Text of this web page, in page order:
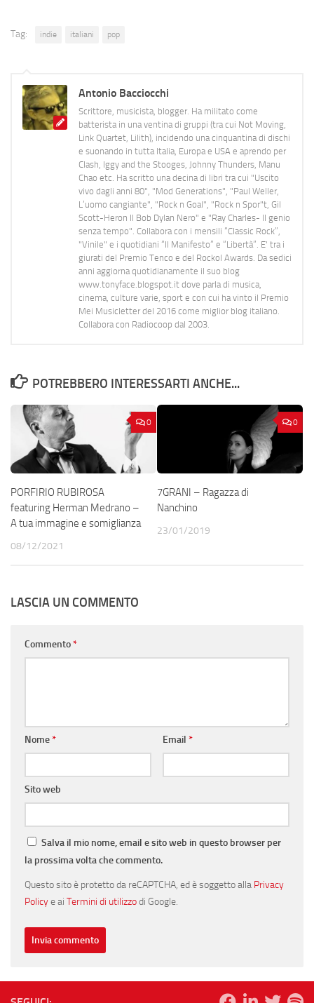
Tag: indie italiani pop
Antonio Bacciocchi
Scrittore, musicista, blogger. Ha militato come
batterista in una ventina di gruppi (tra cui Not Moving,
Link Quartet, Lilith), incidendo una cinquantina di dischi
e suonando in tutta Italia, Europa e USA e aprendo per
Clash, Iggy and the Stooges, Johnny Thunders, Manu
Chao etc. Ha scritto una decina di libri tra cui "Uscito
vivo dagli anni 80", "Mod Generations", "Paul Weller,
L’uomo cangiante", "Rock n Goal", "Rock n Spor"t, Gil
Scott-Heron Il Bob Dylan Nero" e "Ray Charles- Il genio
senza tempo". Collabora con i mensili “Classic Rock”,
"Vinile" e i quotidiani “Il Manifesto” e “Libertà”. E' tra i
giurati del Premio Tenco e del Rockol Awards. Da sedici
anni aggiorna quotidianamente il suo blog
www.tonyface.blogspot.it dove parla di musica,
cinema, culture varie, sport e con cui ha vinto il Premio
Mei Musicletter del 2016 come miglior blog italiano.
Collabora con Radiocoop dal 2003.
POTREBBERO INTERESSARTI ANCHE...
0
PORFIRIO RUBIROSA
featuring Herman Medrano –
A tua immagine e somiglianza
08/12/2021
0
7GRANI – Ragazza di
Nanchino
23/01/2019
LASCIA UN COMMENTO
Commento*
Nome* Email *
Sito web
Salva il mio nome, email e sito web in questo browser per
la prossima volta che commento.
Questo sito è protetto da reCAPTCHA, ed è soggetto alla Privacy
Policye ai Termini di utilizzodi Google.